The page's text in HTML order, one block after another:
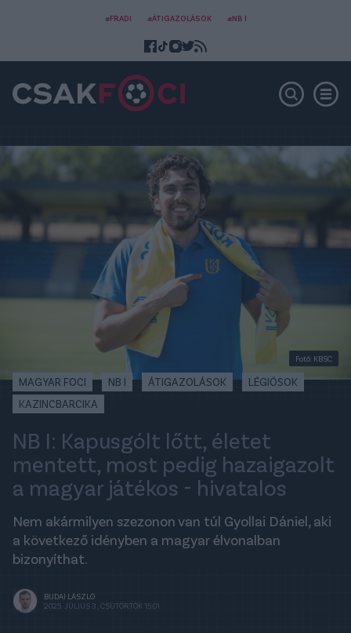
#FRADI #ÁTIGAZOLÁSOK #NB I
Fotó: KBSC
MAGYAR FOCI NB I ÁTIGAZOLÁSOK
LÉGIÓSOK
KAZINCBARCIKA
NB I: Kapusgólt lőtt, életet
mentett, most pedig hazaigazolt
a magyar játékos - hivatalos
Nem akármilyen szezonon van túl Gyollai Dániel, aki
a következő idényben a magyar élvonalban
bizonyíthat.
BUDAI LÁSZLÓ
2025. JÚLIUS 3., CSÜTÖRTÖK 15:01